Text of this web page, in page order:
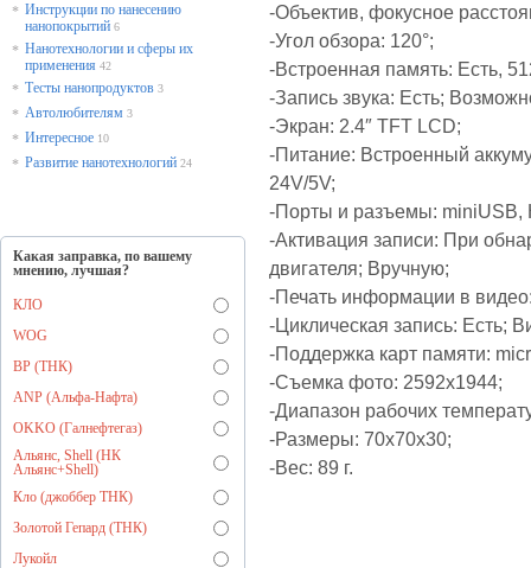
* Инструкции по нанесению
нанопокрытий 6
* Нанотехнологии и сферы их
применения 42
* Тесты нанопродуктов 3
* Автолюбителям 3
* Интересное 10
* Развитие нанотехнологий 24
Какая заправка, по вашему
мнению, лучшая?
КЛО
WOG
BP (ТНК)
ANP (Альфа-Нафта)
OKKO (Галнефтегаз)
Альянс, Shell (НК
Альянс+Shell)
Кло (джоббер ТНК)
Золотой Гепард (ТНК)
Лукойл
-Объектив, фокусное
-Угол обзора: 120°;
-Встроенная память: Есть,
-Запись звука: Есть;
-Экран: 2.4″ TFT LCD;
-Питание: Встроенный
24V/5V;
-Порты и разъемы: miniUSB,
-Активация записи: При
двигателя; Вручную;
-Печать информации в
-Циклическая запись: Есть;
-Поддержка карт памяти:
-Съемка фото: 2592х1944;
-Диапазон рабочих
-Размеры: 70x70x30;
-Вес: 89 г.